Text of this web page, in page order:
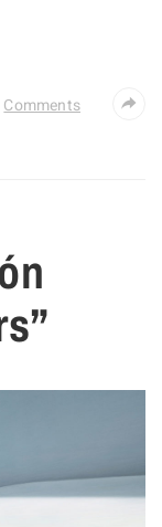
Comments